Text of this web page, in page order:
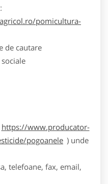
pomicultura-
de cautare
https://www.producator-
pogoanele ) unde
telefoane, fax, email,